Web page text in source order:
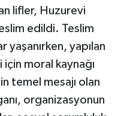
lifler, Huzurevi
edildi. Teslim
yaşanırken, yapılan
için moral kaynağı
temel mesajı olan
organizasyonun